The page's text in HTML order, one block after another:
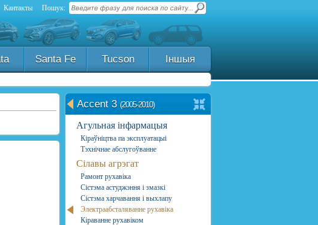
Кантакты Пошук:
Santa Fe Tucson Іншыя
Accent 3 (2005-2010)
Агульная інфармацыя
Кіраўніцтва па эксплуатацыі
Тэхнічнае абслугоўванне
Сілавы агрэгат
Рамонт рухавіка
Сістэма астуджэння і змазкі
Сістэма харчавання і выхлапу
Электраабсталяванне рухавіка
Кіраванне рухавіком